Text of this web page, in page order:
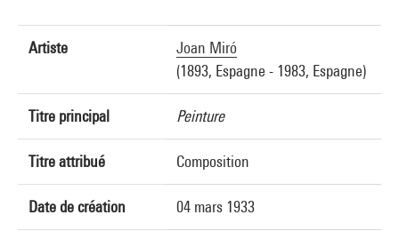
Artiste
Joan Miró
(1893, Espagne - 1983, Espagne)
Titre principal Peinture
Titre attribué Composition
Date de création 04 mars 1933